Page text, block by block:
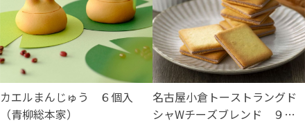
カエルまんじゅう ６個入
（青柳総本家）
名古屋小倉トーストラングド
シャWチーズブレンド ９枚